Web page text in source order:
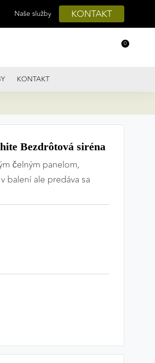
Naše služby KONTAKT
0
KONTAKT
Bezdrôtová siréna
čelným panelom,
balení ale predáva sa